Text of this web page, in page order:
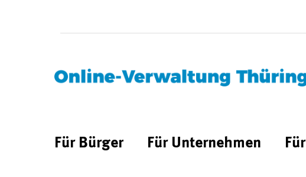
Für Bürger Für Unternehmen